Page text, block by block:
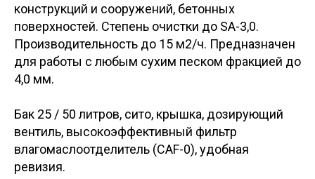
конструкций и сооружений, бетонных
поверхностей. Степень очистки до SA-3,0.
Производительность до 15 м2/ч. Предназначен
для работы с любым сухим песком фракцией до
4,0 мм.
Бак 25 / 50 литров, сито, крышка, дозирующий
вентиль, высокоэффективный фильтр
влагомаслоотделитель (CAF-0), удобная
ревизия.